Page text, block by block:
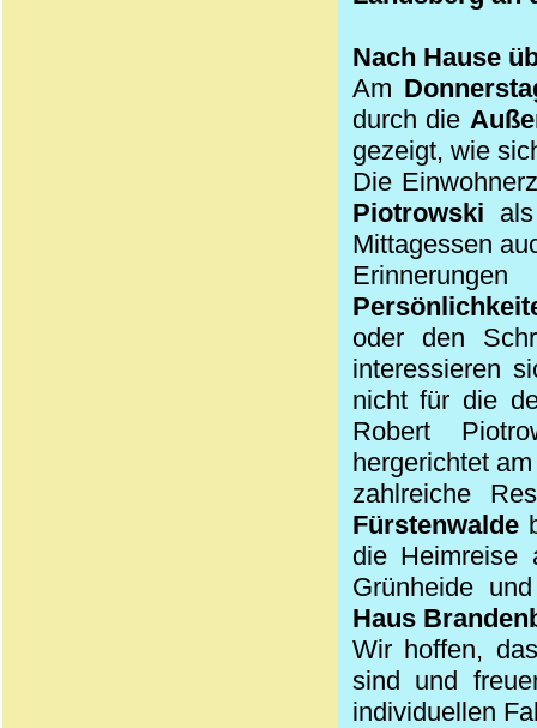
Nach Hause
Am
durch die
gezeigt, wie
Die
Piotrowski
Mittagessen
oder den
interessieren
nicht für die
Robert
hergerichtet
zahlreiche
Fürstenwalde
die Heimreise
Grünheide
Haus
Wir hoffen,
sind und
individuellen